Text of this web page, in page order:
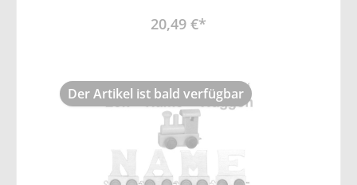
20,49 €*
Der Artikel ist bald verfügbar